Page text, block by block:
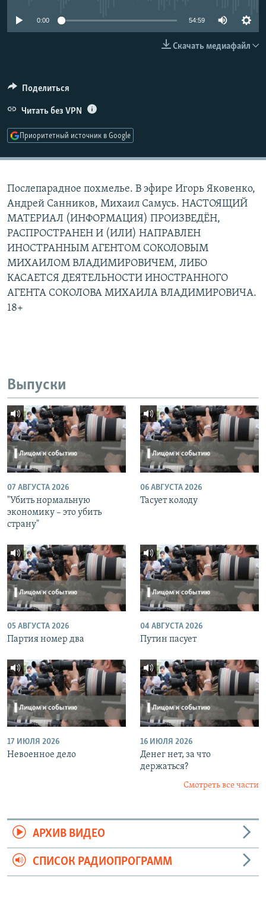
ПОДПИШИТЕСЬ НА РАССЫЛКУ
Все сайты РСЕ/РС
0:00 54:59
Скачать медиафайл
Поделиться
Читать без VPN
Приоритетный источник в Google
Послепарадное похмелье. В эфире Игорь Яковенко,
Андрей Санников, Михаил Самусь. НАСТОЯЩИЙ
МАТЕРИАЛ (ИНФОРМАЦИЯ) ПРОИЗВЕДЁН,
РАСПРОСТРАНЕН И (ИЛИ) НАПРАВЛЕН
ИНОСТРАННЫМ АГЕНТОМ СОКОЛОВЫМ
МИХАИЛОМ ВЛАДИМИРОВИЧЕМ, ЛИБО
КАСАЕТСЯ ДЕЯТЕЛЬНОСТИ ИНОСТРАННОГО
АГЕНТА СОКОЛОВА МИХАИЛА ВЛАДИМИРОВИЧА.
18+
Выпуски
07 АВГУСТА 2026
"Убить нормальную
экономику – это убить
страну"
06 АВГУСТА 2026
Тасует колоду
05 АВГУСТА 2026
Партия номер два
04 АВГУСТА 2026
Путин пасует
17 ИЮЛЯ 2026
Невоенное дело
16 ИЮЛЯ 2026
Денег нет, за что
держаться?
Смотреть все части
АРХИВ ВИДЕО
СПИСОК РАДИОПРОГРАММ